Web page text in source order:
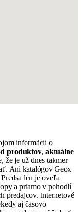
informácii o
produktov, aktuálne
že je už dnes takmer
Ani katalógov Geox
len je oveľa
a priamo v pohodlí
predajcov. Internetové
aj časovo